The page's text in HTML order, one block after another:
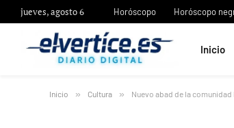
jueves, agosto 6 Horóscopo Horóscopo
Inicio
Inicio » Cultura » Nuevo abad de la